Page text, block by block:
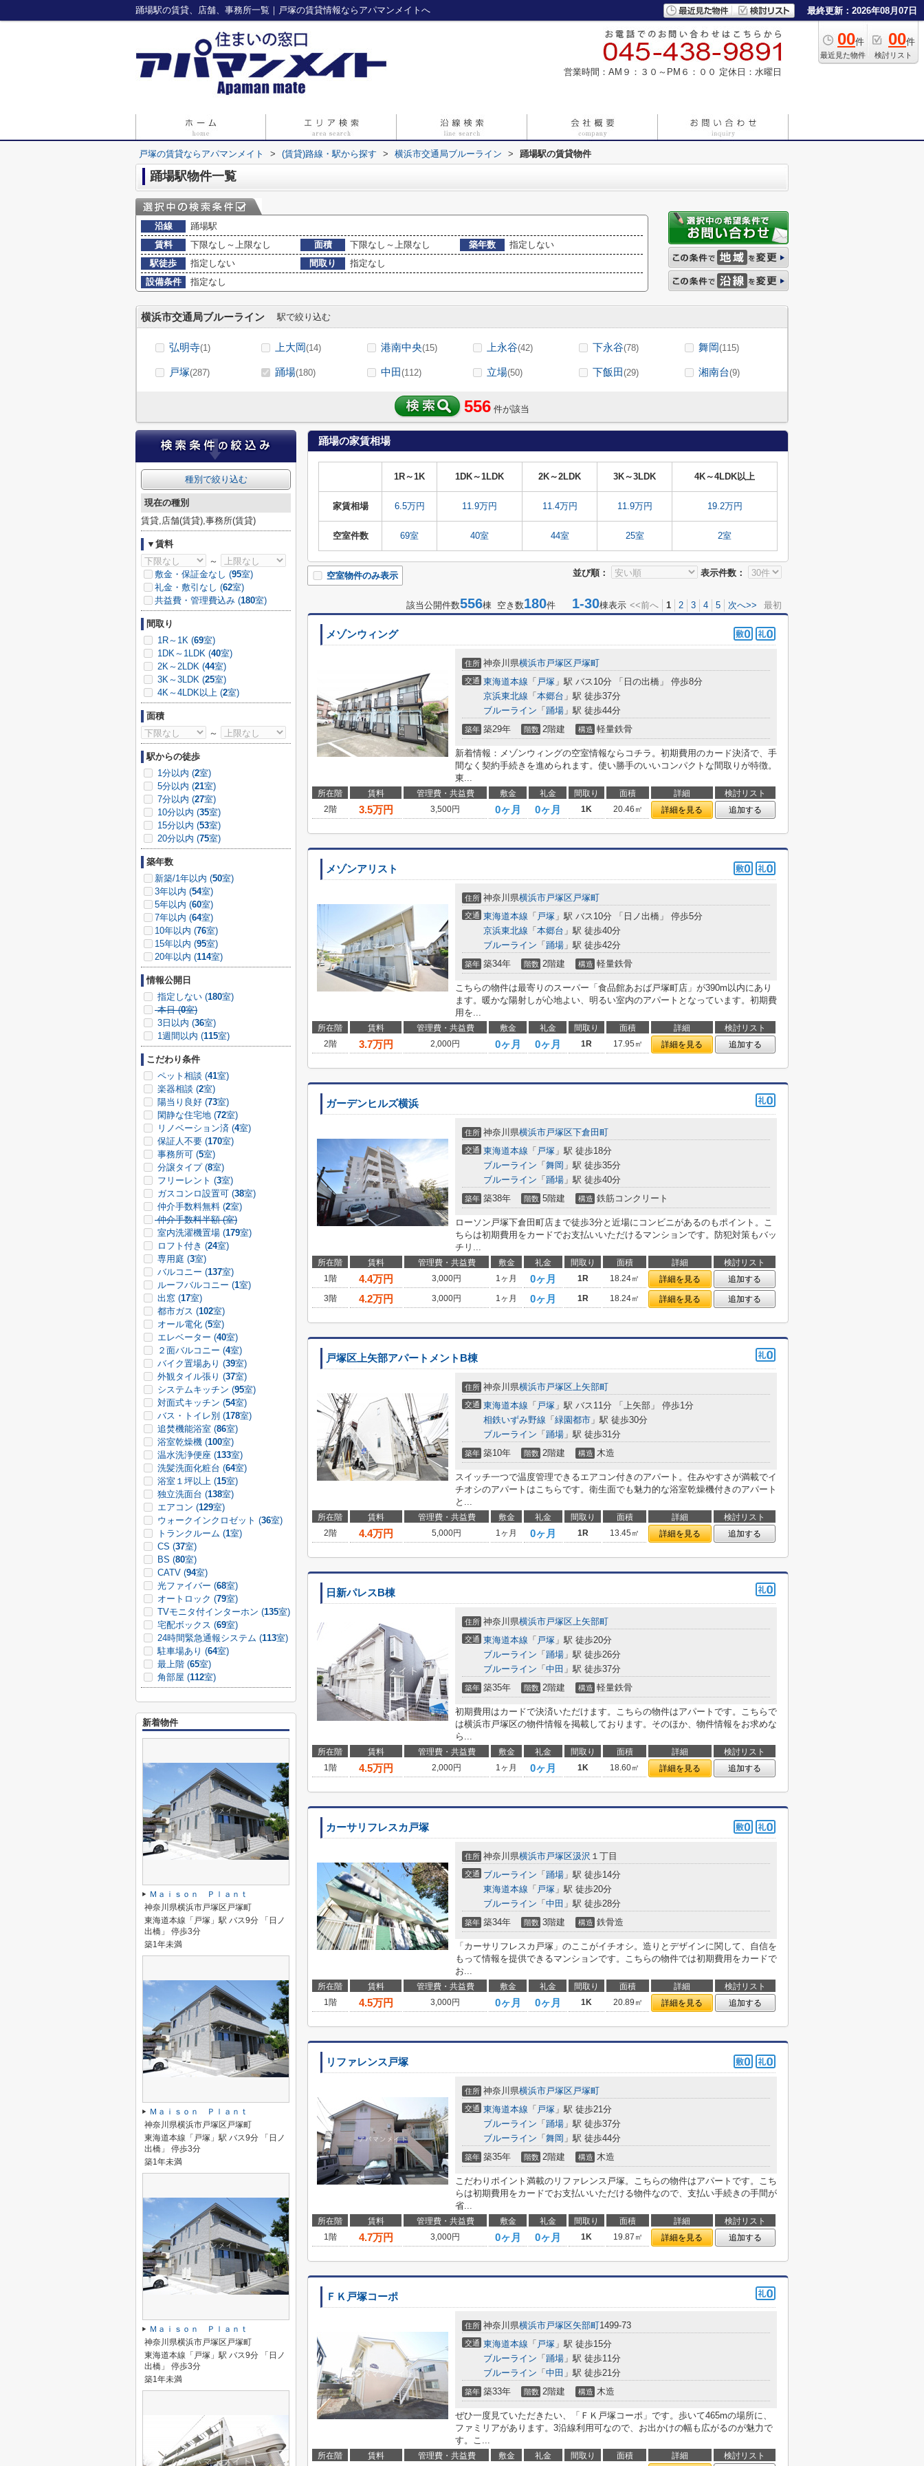
踊場駅の賃貸、店舗、事務所一覧｜戸塚の賃貸情報ならアパマンメイトへ 最終更新：2026年08月07日
00件
最近見た物件
00件
検討リスト
営業時間：AM９：３０～PM６：００ 定休日：水曜日
戸塚の賃貸ならアパマンメイト > (賃貸)路線・駅から探す > 横浜市交通局ブルーライン > 踊場駅の賃貸物件
踊場駅物件一覧
沿線
踊場駅
賃料
下限なし～上限なし 面積 下限なし～上限なし 築年数
指定しない
駅徒歩
指定しない 間取り
指定なし
設備条件
指定なし
横浜市交通局ブルーライン 駅で絞り込む
弘明寺(1) 上大岡(14) 港南中央(15) 上永谷(42) 下永谷(78) 舞岡(115)
戸塚(287) 踊場(180) 中田(112) 立場(50) 下飯田(29) 湘南台(9)
556 件が該当
踊場の家賃相場
1R～1K 1DK～1LDK 2K～2LDK 3K～3LDK 4K～4LDK以上
家賃相場 6.5万円 11.9万円 11.4万円 11.9万円 19.2万円
空室件数 69室 40室 44室 25室 2室
並び順： 表示件数：
空室物件のみ表示
該当公開件数556棟 空き数180件 1-30棟表示 <<前へ 1 2 3 4 5 次へ>> 最初
メゾンウィング
住所 神奈川県横浜市戸塚区戸塚町
交通 東海道本線 「 戸塚 」駅 バス10分 「日の出橋」 停歩8分
京浜東北線 「 本郷台 」駅 徒歩37分
ブルーライン 「 踊場 」駅 徒歩44分
築年 築29年 階数 2階建 構造 軽量鉄骨
新着情報：メゾンウィングの空室情報ならコチラ。初期費用のカード決済で、手
間なく契約手続きを進められます。使い勝手のいいコンパクトな間取りが特徴。
東...
所在階 賃料 管理費・共益費 敷金 礼金 間取り 面積 詳細
検討リスト
2階
3.5万円 3,500円 0ヶ月 0ヶ月 1K 20.46㎡ 詳細を見る 追加する
メゾンアリスト
住所 神奈川県横浜市戸塚区戸塚町
交通 東海道本線 「 戸塚 」駅 バス10分 「日ノ出橋」 停歩5分
京浜東北線 「 本郷台 」駅 徒歩40分
ブルーライン 「 踊場 」駅 徒歩42分
築年 築34年 階数 2階建 構造 軽量鉄骨
こちらの物件は最寄りのスーパー「食品館あおば戸塚町店」が390m以内にあり
ます。暖かな陽射しが心地よい、明るい室内のアパートとなっています。初期費
用を...
所在階 賃料 管理費・共益費 敷金 礼金 間取り 面積 詳細
検討リスト
2階
3.7万円 2,000円 0ヶ月 0ヶ月 1R 17.95㎡ 詳細を見る 追加する
ガーデンヒルズ横浜
住所 神奈川県横浜市戸塚区下倉田町
交通 東海道本線 「 戸塚 」駅 徒歩18分
ブルーライン 「 舞岡 」駅 徒歩35分
ブルーライン 「 踊場 」駅 徒歩40分
築年 築38年 階数 5階建 構造 鉄筋コンクリート
ローソン戸塚下倉田町店まで徒歩3分と近場にコンビニがあるのもポイント。こ
ちらは初期費用をカードでお支払いいただけるマンションです。防犯対策もバッ
チリ...
所在階 賃料 管理費・共益費 敷金 礼金 間取り 面積 詳細
検討リスト
1階
4.4万円 3,000円 1ヶ月 0ヶ月 1R 18.24㎡ 詳細を見る
追加する
3階
4.2万円 3,000円 1ヶ月 0ヶ月 1R 18.24㎡ 詳細を見る 追加する
戸塚区上矢部アパートメントB棟
住所 神奈川県横浜市戸塚区上矢部町
交通 東海道本線 「 戸塚 」駅 バス11分 「上矢部」 停歩1分
相鉄いずみ野線 「 緑園都市 」駅 徒歩30分
ブルーライン 「 踊場 」駅 徒歩31分
築年 築10年 階数 2階建 構造 木造
スイッチ一つで温度管理できるエアコン付きのアパート。住みやすさが満載でイ
チオシのアパートはこちらです。衛生面でも魅力的な浴室乾燥機付きのアパート
と...
所在階 賃料 管理費・共益費 敷金 礼金 間取り 面積 詳細
検討リスト
2階
4.4万円 5,000円 1ヶ月 0ヶ月 1R 13.45㎡ 詳細を見る 追加する
日新パレスB棟
住所 神奈川県横浜市戸塚区上矢部町
交通 東海道本線 「 戸塚 」駅 徒歩20分
ブルーライン 「 踊場 」駅 徒歩26分
ブルーライン 「 中田 」駅 徒歩37分
築年 築35年 階数 2階建 構造 軽量鉄骨
初期費用はカードで決済いただけます。こちらの物件はアパートです。こちらで
は横浜市戸塚区の物件情報を掲載しております。そのほか、物件情報をお求めな
ら...
所在階 賃料 管理費・共益費 敷金 礼金 間取り 面積 詳細
検討リスト
1階
4.5万円 2,000円 1ヶ月 0ヶ月 1K 18.60㎡ 詳細を見る 追加する
カーサリフレスカ戸塚
住所 神奈川県横浜市戸塚区汲沢 １丁目
交通 ブルーライン 「 踊場 」駅 徒歩14分
東海道本線 「 戸塚 」駅 徒歩20分
ブルーライン 「 中田 」駅 徒歩28分
築年 築34年 階数 3階建 構造 鉄骨造
「カーサリフレスカ戸塚」のここがイチオシ。造りとデザインに関して、自信を
もって情報を提供できるマンションです。こちらの物件では初期費用をカードで
お...
所在階 賃料 管理費・共益費 敷金 礼金 間取り 面積 詳細
検討リスト
1階
4.5万円 3,000円 0ヶ月 0ヶ月 1K 20.89㎡ 詳細を見る 追加する
リファレンス戸塚
住所 神奈川県横浜市戸塚区戸塚町
交通 東海道本線 「 戸塚 」駅 徒歩21分
ブルーライン 「 踊場 」駅 徒歩37分
ブルーライン 「 舞岡 」駅 徒歩44分
築年 築35年 階数 2階建 構造 木造
こだわりポイント満載のリファレンス戸塚。こちらの物件はアパートです。こち
らは初期費用をカードでお支払いいただける物件なので、支払い手続きの手間が
省...
所在階 賃料 管理費・共益費 敷金 礼金 間取り 面積 詳細
検討リスト
1階
4.7万円 3,000円 0ヶ月 0ヶ月 1K 19.87㎡ 詳細を見る 追加する
ＦＫ戸塚コーポ
住所 神奈川県横浜市戸塚区矢部町1499-73
交通 東海道本線 「 戸塚 」駅 徒歩15分
ブルーライン 「 踊場 」駅 徒歩11分
ブルーライン 「 中田 」駅 徒歩21分
築年 築33年 階数 2階建 構造 木造
ぜひ一度見ていただきたい、「ＦＫ戸塚コーポ」です。歩いて465mの場所に、
ファミリアがあります。3沿線利用可なので、お出かけの幅も広がるのが魅力で
す。こ...
所在階 賃料 管理費・共益費 敷金 礼金 間取り 面積 詳細 検討リスト
種別で絞り込む
現在の種別
賃貸,店舗(賃貸),事務所(賃貸)
▼賃料
～
敷金・保証金なし (95室)
礼金・敷引なし (62室)
共益費・管理費込み (180室)
間取り
1R～1K (69室)
1DK～1LDK (40室)
2K～2LDK (44室)
3K～3LDK (25室)
4K～4LDK以上 (2室)
面積
～
駅からの徒歩
1分以内 (2室)
5分以内 (21室)
7分以内 (27室)
10分以内 (35室)
15分以内 (53室)
20分以内 (75室)
築年数
新築/1年以内 (50室)
3年以内 (54室)
5年以内 (60室)
7年以内 (64室)
10年以内 (76室)
15年以内 (95室)
20年以内 (114室)
情報公開日
指定しない (180室)
本日 (0室)
3日以内 (36室)
1週間以内 (115室)
こだわり条件
ペット相談 (41室)
楽器相談 (2室)
陽当り良好 (73室)
閑静な住宅地 (72室)
リノベーション済 (4室)
保証人不要 (170室)
事務所可 (5室)
分譲タイプ (8室)
フリーレント (3室)
ガスコンロ設置可 (38室)
仲介手数料無料 (2室)
仲介手数料半額 (室)
室内洗濯機置場 (179室)
ロフト付き (24室)
専用庭 (3室)
バルコニー (137室)
ルーフバルコニー (1室)
出窓 (17室)
都市ガス (102室)
オール電化 (5室)
エレベーター (40室)
２面バルコニー (4室)
バイク置場あり (39室)
外観タイル張り (37室)
システムキッチン (95室)
対面式キッチン (54室)
バス・トイレ別 (178室)
追焚機能浴室 (86室)
浴室乾燥機 (100室)
温水洗浄便座 (133室)
洗髪洗面化粧台 (64室)
浴室１坪以上 (15室)
独立洗面台 (138室)
エアコン (129室)
ウォークインクロゼット (36室)
トランクルーム (1室)
CS (37室)
BS (80室)
CATV (94室)
光ファイバー (68室)
オートロック (79室)
TVモニタ付インターホン (135室)
宅配ボックス (69室)
24時間緊急通報システム (113室)
駐車場あり (64室)
最上階 (65室)
角部屋 (112室)
新着物件
Ｍａｉｓｏｎ Ｐｌａｎｔ
神奈川県横浜市戸塚区戸塚町
東海道本線「戸塚」駅 バス9分 「日ノ
出橋」 停歩3分
築1年未満
Ｍａｉｓｏｎ Ｐｌａｎｔ
神奈川県横浜市戸塚区戸塚町
東海道本線「戸塚」駅 バス9分 「日ノ
出橋」 停歩3分
築1年未満
Ｍａｉｓｏｎ Ｐｌａｎｔ
神奈川県横浜市戸塚区戸塚町
東海道本線「戸塚」駅 バス9分 「日ノ
出橋」 停歩3分
築1年未満